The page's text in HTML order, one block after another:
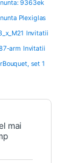
9363ek
Plexiglas
Invitatii
arm Invitatii
set 1
mai